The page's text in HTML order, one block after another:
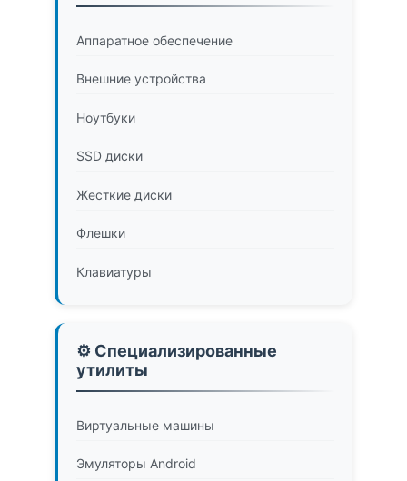
Аппаратное обеспечение
Внешние устройства
Ноутбуки
SSD диски
Жесткие диски
Флешки
Клавиатуры
⚙️ Специализированные
утилиты
Виртуальные машины
Эмуляторы Android